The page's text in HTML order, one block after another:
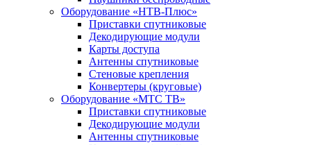
Оборудование «НТВ-Плюс»
Приставки спутниковые
Декодирующие модули
Карты доступа
Антенны спутниковые
Стеновые крепления
Конвертеры (круговые)
Оборудование «МТС ТВ»
Приставки спутниковые
Декодирующие модули
Антенны спутниковые